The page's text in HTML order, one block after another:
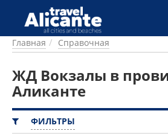
Перейти к основному содержанию
ГОРОДА
ПИТАНИЕ
ПРОЖИВАНИЕ
ПЛЯЖИ
ДОСТОПРИМЕЧАТЕЛЬНОСТИ
Главная Справочная
ЖД Вокзалы в
Аликанте
ФИЛЬТРЫ